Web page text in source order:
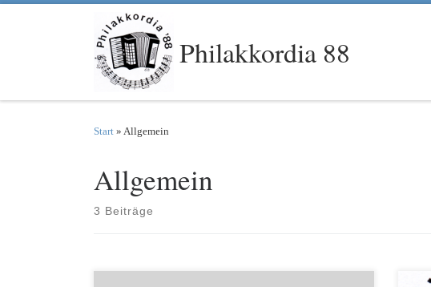
Zum Inhalt springen
Philakkordia 88
Start » Allgemein
Allgemein
3 Beiträge